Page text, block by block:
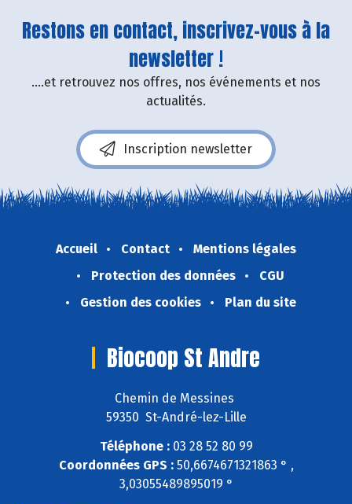
Restons en contact, inscrivez-vous à la
newsletter !
....et retrouvez nos offres, nos événements et nos
actualités.
Inscription newsletter
Accueil Contact
Mentions légales
Protection des données
CGU
Gestion des cookies
Plan du site
Biocoop St Andre
Chemin de Messines
59350 St-André-lez-Lille
Téléphone :03 28 52 80 99
Coordonnées GPS :50,6674671321863 ° ,
3,03055489895019 °